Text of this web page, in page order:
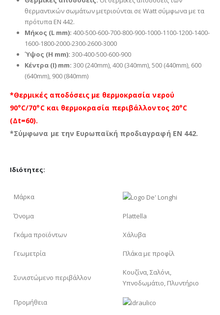
θερμαντικών σωμάτων μετριούνται σε Watt σύμφωνα με τα
πρότυπα EN 442.
Μήκος (L mm): 400-500-600-700-800-900-1000-1100-1200-1400-
1600-1800-2000-2300-2600-3000
Ύψος (H mm): 300-400-500-600-900
Κέντρα (I) mm: 300 (240mm), 400 (340mm), 500 (440mm), 600
(640mm), 900 (840mm)
*Θερμικές αποδόσεις με θερμοκρασία νερού
90°C/70°C και θερμοκρασία περιβάλλοντος 20°C
(Δt=60).
*Σύμφωνα με την Ευρωπαϊκή προδιαγραφή EN 442.
Ιδιότητες:
Μάρκα
Όνομα Plattella
Γκάμα προϊόντων Χάλυβα
Γεωμετρία Πλάκα με προφίλ
Συνιστώμενο περιβάλλον
Κουζίνα, Σαλόνι,
Υπνοδωμάτιο, Πλυντήριο
Προμήθεια